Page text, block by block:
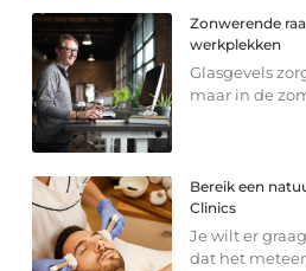
Zonwerende
werkplekken
Glasgevels
maar in de
Bereik een
Clinics
Je wilt er
dat het